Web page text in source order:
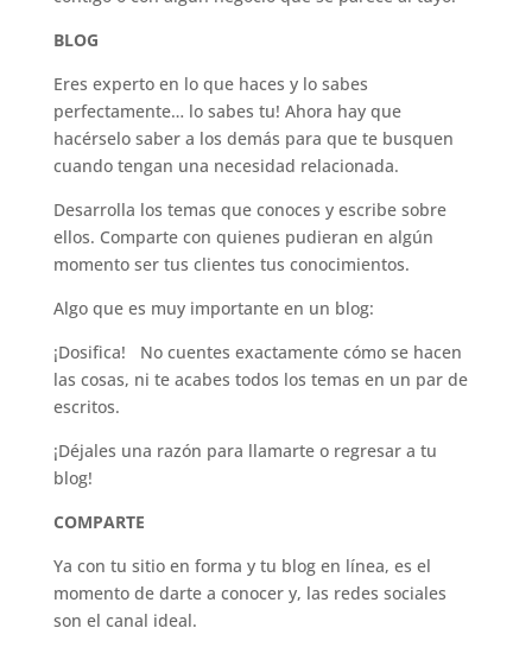
BLOG
Eres experto en lo que haces y lo sabes
perfectamente… lo sabes tu! Ahora hay que
hacérselo saber a los demás para que te busquen
cuando tengan una necesidad relacionada.
Desarrolla los temas que conoces y escribe sobre
ellos. Comparte con quienes pudieran en algún
momento ser tus clientes tus conocimientos.
Algo que es muy importante en un blog:
¡Dosifica! No cuentes exactamente cómo se hacen
las cosas, ni te acabes todos los temas en un par de
escritos.
¡Déjales una razón para llamarte o regresar a tu
blog!
COMPARTE
Ya con tu sitio en forma y tu blog en línea, es el
momento de darte a conocer y, las redes sociales
son el canal ideal.